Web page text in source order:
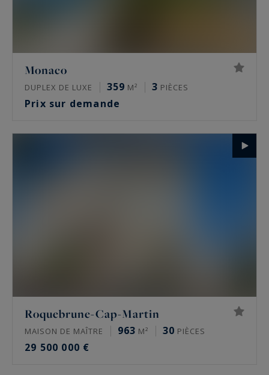
Monaco
DUPLEX DE LUXE 359 M² 3 PIÈCES
Prix sur demande
Roquebrune-Cap-Martin
MAISON DE MAÎTRE 963 M² 30 PIÈCES
29 500 000 €